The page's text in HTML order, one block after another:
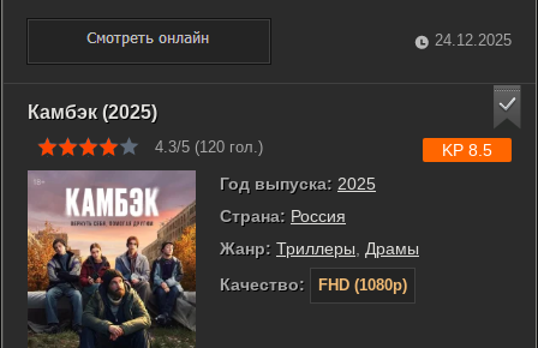
решает защитить малыша и найти дорогу домой. В
княжестве он узнаёт о хандре князя Филимона и знакомится
с Марусей. Во дворце зреют интриги, ...
24.12.2025
Камбэк (2025)
4.3/5 (120 гол.)
Год выпуска: 2025
Страна: Россия
Жанр: Триллеры, Драмы
Качество:
FHD (1080p)
KP 8.5